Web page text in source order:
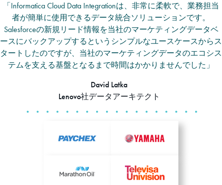
「Informatica Cloud Data Integrationは、非常に柔軟で、業務担当
者が簡単に使用できるデータ統合ソリューションです。
Salesforceの新規リード情報を当社のマーケティングデータベ
ースにバックアップするというシンプルなユースケースからス
タートしたのですが、当社のマーケティングデータのエコシス
テムを支える基盤となるまで時間はかかりませんでした」
David Latka
Lenovo社データアーキテクト